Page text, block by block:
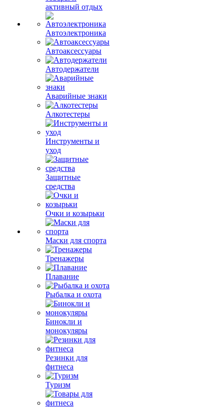
активный отдых
Автоэлектроника
Автоаксессуары
Автодержатели
Аварийные знаки
Алкотестеры
Инструменты и
уход
Защитные
средства
Очки и козырьки
Маски для спорта
Тренажеры
Плавание
Рыбалка и охота
Бинокли и
монокуляры
Резинки для
фитнеса
Туризм